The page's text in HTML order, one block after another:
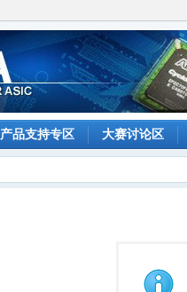
产品支持专区 大赛讨论区